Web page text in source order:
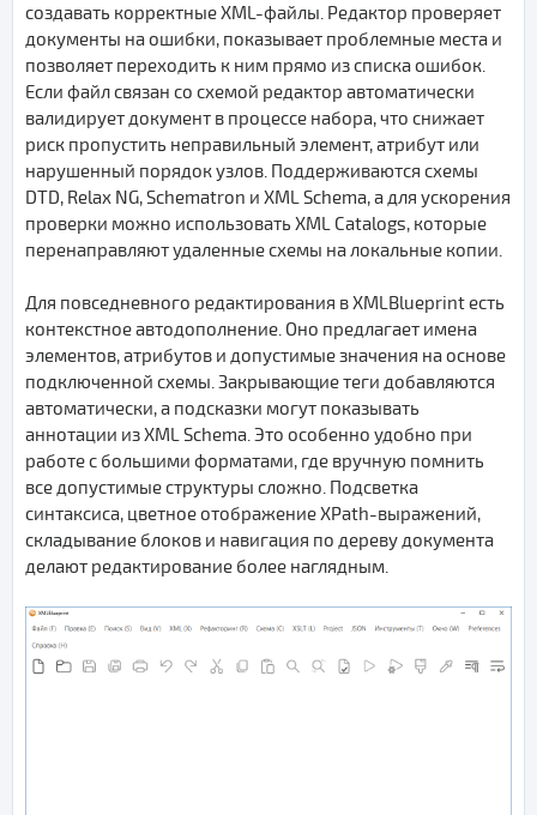
создавать корректные XML-файлы. Редактор проверяет
документы на ошибки, показывает проблемные места и
позволяет переходить к ним прямо из списка ошибок.
Если файл связан со схемой редактор автоматически
валидирует документ в процессе набора, что снижает
риск пропустить неправильный элемент, атрибут или
нарушенный порядок узлов. Поддерживаются схемы
DTD, Relax NG, Schematron и XML Schema, а для ускорения
проверки можно использовать XML Catalogs, которые
перенаправляют удаленные схемы на локальные копии.
Для повседневного редактирования в XMLBlueprint есть
контекстное автодополнение. Оно предлагает имена
элементов, атрибутов и допустимые значения на основе
подключенной схемы. Закрывающие теги добавляются
автоматически, а подсказки могут показывать
аннотации из XML Schema. Это особенно удобно при
работе с большими форматами, где вручную помнить
все допустимые структуры сложно. Подсветка
синтаксиса, цветное отображение XPath-выражений,
складывание блоков и навигация по дереву документа
делают редактирование более наглядным.